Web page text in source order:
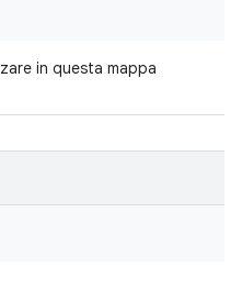
in questa mappa